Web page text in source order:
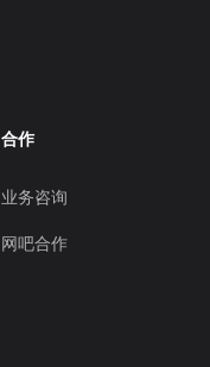
合作
业务咨询
网吧合作